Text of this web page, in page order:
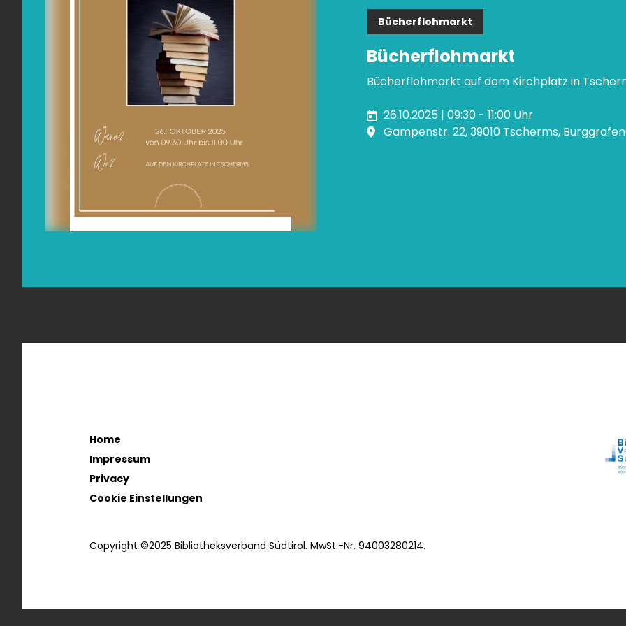
Bücherflohmarkt
Bücherflohmarkt
Bücherflohmarkt auf dem Kirchplatz in
26.10.2025 | 09:30 - 11:00 Uhr
Gampenstr. 22, 39010 Tscherms,
Home
Impressum
Privacy
Cookie Einstellungen
Copyright ©2025 Bibliotheksverband Südtirol. MwSt.-Nr. 94003280214.